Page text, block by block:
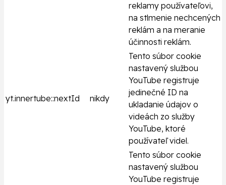
reklamy používateľovi,
na stlmenie nechcených
reklám a na meranie
účinnosti reklám.
yt.innertube::nextId nikdy
Tento súbor cookie
nastavený službou
YouTube registruje
jedinečné ID na
ukladanie údajov o
videách zo služby
YouTube, ktoré
používateľ videl.
Tento súbor cookie
nastavený službou
YouTube registruje